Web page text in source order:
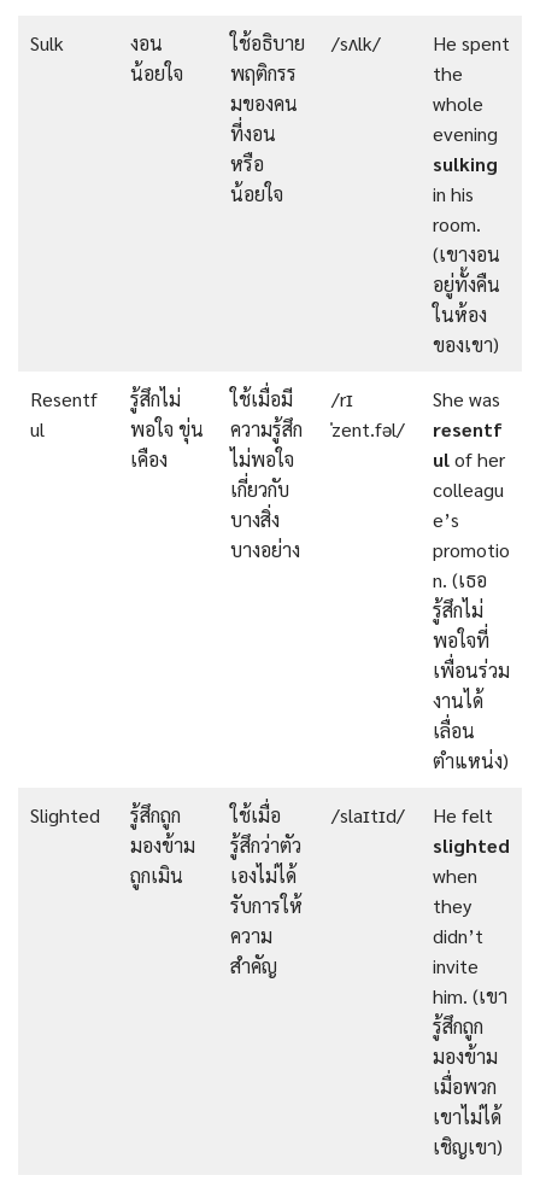
Sulk
งอน
น้อยใจ
ใช้อธิบาย
พฤติกรร
มของคน
ที่งอน
หรือ
น้อยใจ
/sʌlk/
He spent
the
whole
evening
sulking
in his
room.
(เขางอน
อยู่ทั้งคืน
ในห้อง
ของเขา)
Resentf
ul
รู้สึกไม่
พอใจ ขุ่น
เคือง
ใช้เมื่อมี
ความรู้สึก
ไม่พอใจ
เกี่ยวกับ
บางสิ่ง
บางอย่าง
/rɪ
ˈzent.fəl/
She was
resentf
ulof her
colleagu
e’s
promotio
n. (เธอ
รู้สึกไม่
พอใจที่
เพื่อนร่วม
งานได้
เลื่อน
ตำแหน่ง)
Slighted
รู้สึกถูก
มองข้าม
ถูกเมิน
ใช้เมื่อ
รู้สึกว่าตัว
เองไม่ได้
รับการให้
ความ
สำคัญ
/slaɪtɪd/
He felt
slighted
when
they
didn’t
invite
him. (เขา
รู้สึกถูก
มองข้าม
เมื่อพวก
เขาไม่ได้
เชิญเขา)